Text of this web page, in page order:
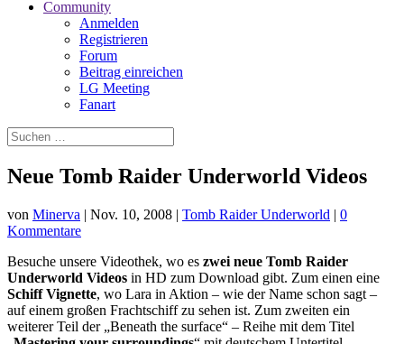
Community
Anmelden
Registrieren
Forum
Beitrag einreichen
LG Meeting
Fanart
Neue Tomb Raider Underworld Videos
von Minerva | Nov. 10, 2008 | Tomb Raider Underworld | 0
Kommentare
Besuche unsere Videothek, wo es zwei neue Tomb Raider
Underworld Videos in HD zum Download gibt. Zum einen eine
Schiff Vignette, wo Lara in Aktion – wie der Name schon sagt –
auf einem großen Frachtschiff zu sehen ist. Zum zweiten ein
weiterer Teil der „Beneath the surface“ – Reihe mit dem Titel